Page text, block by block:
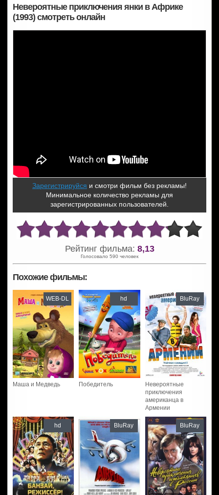
Невероятные приключения янки в Африке
(1993) смотреть онлайн
Зарегистрируйся и смотри фильм без рекламы!
Минимальное количество рекламы для
зарегистрированных пользователей.
Рейтинг фильма: 8,13
Голосовало 590 человек
Похожие фильмы:
Маша и Медведь
WEB-DL
Победитель
hd
Невероятные
приключения
американца в
Армении
BluRay
hd BluRay BluRay